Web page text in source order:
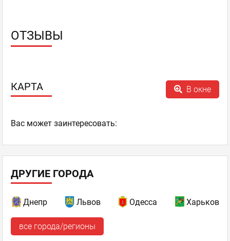
ОТЗЫВЫ
КАРТА В окне
Ваc может заинтересовать:
ДРУГИЕ ГОРОДА
Днепр Львов Одесса Харьков
все города/регионы